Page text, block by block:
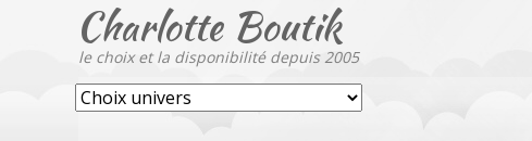
Charlotte Boutik
le choix et la disponibilité depuis 2005